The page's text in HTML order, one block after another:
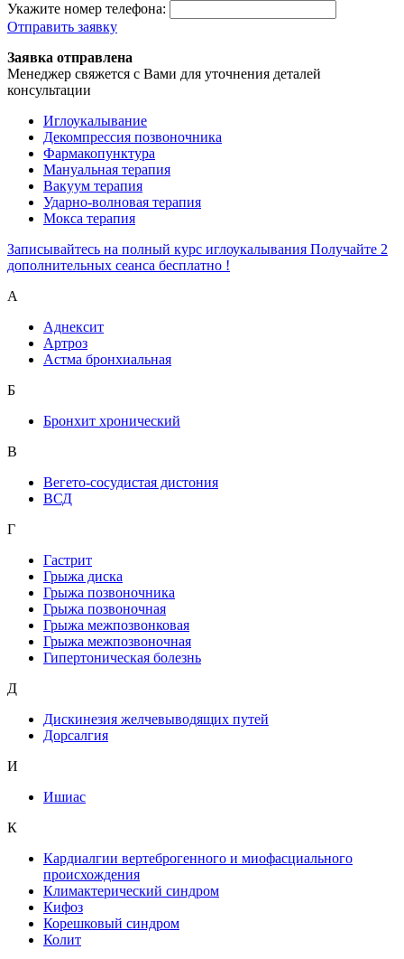
Укажите номер телефона:
Отправить заявку
Заявка отправлена
Менеджер свяжется с Вами для уточнения деталей
консультации
Иглоукалывание
Декомпрессия позвоночника
Фармакопунктура
Мануальная терапия
Вакуум терапия
Ударно-волновая терапия
Мокса терапия
Записывайтесь на полный курс иглоукалывания Получайте 2
дополнительных сеанса бесплатно !
А
Аднексит
Артроз
Астма бронхиальная
Б
Бронхит хронический
В
Вегето-сосудистая дистония
ВСД
Г
Гастрит
Грыжа диска
Грыжа позвоночника
Грыжа позвоночная
Грыжа межпозвонковая
Грыжа межпозвоночная
Гипертоническая болезнь
Д
Дискинезия желчевыводящих путей
Дорсалгия
И
Ишиас
К
Кардиалгии вертеброгенного и миофасциального
происхождения
Климактерический синдром
Кифоз
Корешковый синдром
Колит